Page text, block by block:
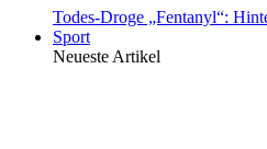
Todes-Droge „Fentanyl“:
Sport
Neueste Artikel